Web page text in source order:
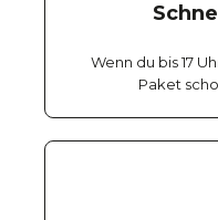
Wenn du bis 17
Paket